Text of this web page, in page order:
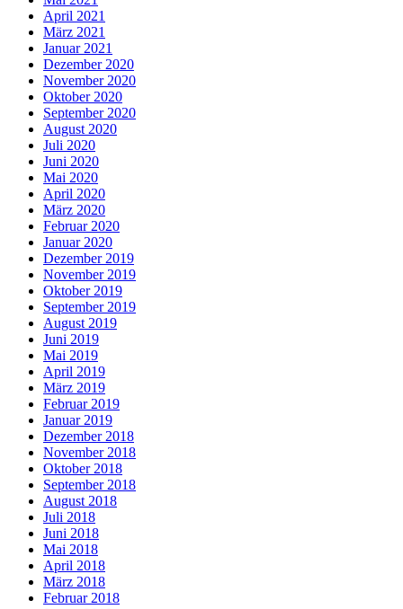
April 2021
März 2021
Januar 2021
Dezember 2020
November 2020
Oktober 2020
September 2020
August 2020
Juli 2020
Juni 2020
Mai 2020
April 2020
März 2020
Februar 2020
Januar 2020
Dezember 2019
November 2019
Oktober 2019
September 2019
August 2019
Juni 2019
Mai 2019
April 2019
März 2019
Februar 2019
Januar 2019
Dezember 2018
November 2018
Oktober 2018
September 2018
August 2018
Juli 2018
Juni 2018
Mai 2018
April 2018
März 2018
Februar 2018